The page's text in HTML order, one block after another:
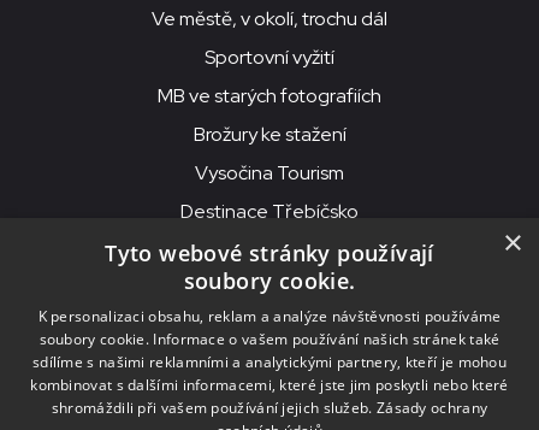
Ve městě, v okolí, trochu dál
Sportovní vyžití
MB ve starých fotografiích
Brožury ke stažení
Vysočina Tourism
Destinace Třebíčsko
© 2026MKS Beseda Mor. Budějovice
MKS Beseda, příspěvková organizace, Purcnerova 62, 676 02
Moravské Budějovice
IČO: 00091758, DIČ: CZ00091758, ID datové schránky: chjn2kd
×
Tyto webové stránky používají
soubory cookie.
K personalizaci obsahu, reklam a analýze návštěvnosti používáme
soubory cookie. Informace o vašem používání našich stránek také
sdílíme s našimi reklamními a analytickými partnery, kteří je mohou
kombinovat s dalšími informacemi, které jste jim poskytli nebo které
shromáždili při vašem používání jejich služeb. Zásady ochrany